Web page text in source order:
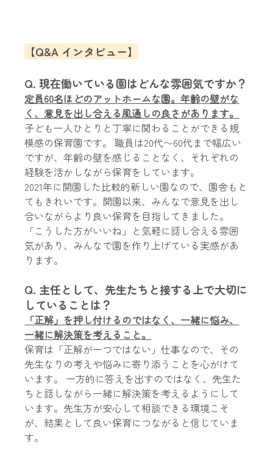
【Q&A インタビュー】
Q. 現在働いている園はどんな雰囲気ですか？
定員60名ほどのアットホームな園。年齢の壁がな
く、意見を出し合える風通しの良さがあります。
子ども一人ひとりと丁寧に関わることができる規
模感の保育園です。 職員は20代〜60代まで幅広い
ですが、年齢の壁を感じることなく、それぞれの
経験を活かしながら保育をしています。
2021年に開園した比較的新しい園なので、園舎もと
てもきれいです。開園以来、みんなで意見を出し
合いながらより良い保育を目指してきました。
「こうした方がいいね」と気軽に話し合える雰囲
気があり、みんなで園を作り上げている実感があ
ります。
Q. 主任として、先生たちと接する上で大切に
していることは？
「正解」を押し付けるのではなく、一緒に悩み、
一緒に解決策を考えること。
保育は「正解が一つではない」仕事なので、その
先生なりの考えや悩みに寄り添うことを心がけて
います。 一方的に答えを出すのではなく、先生た
ちと話しながら一緒に解決策を考えるようにして
います。先生方が安心して相談できる環境こそ
が、結果として良い保育につながると信じていま
す。